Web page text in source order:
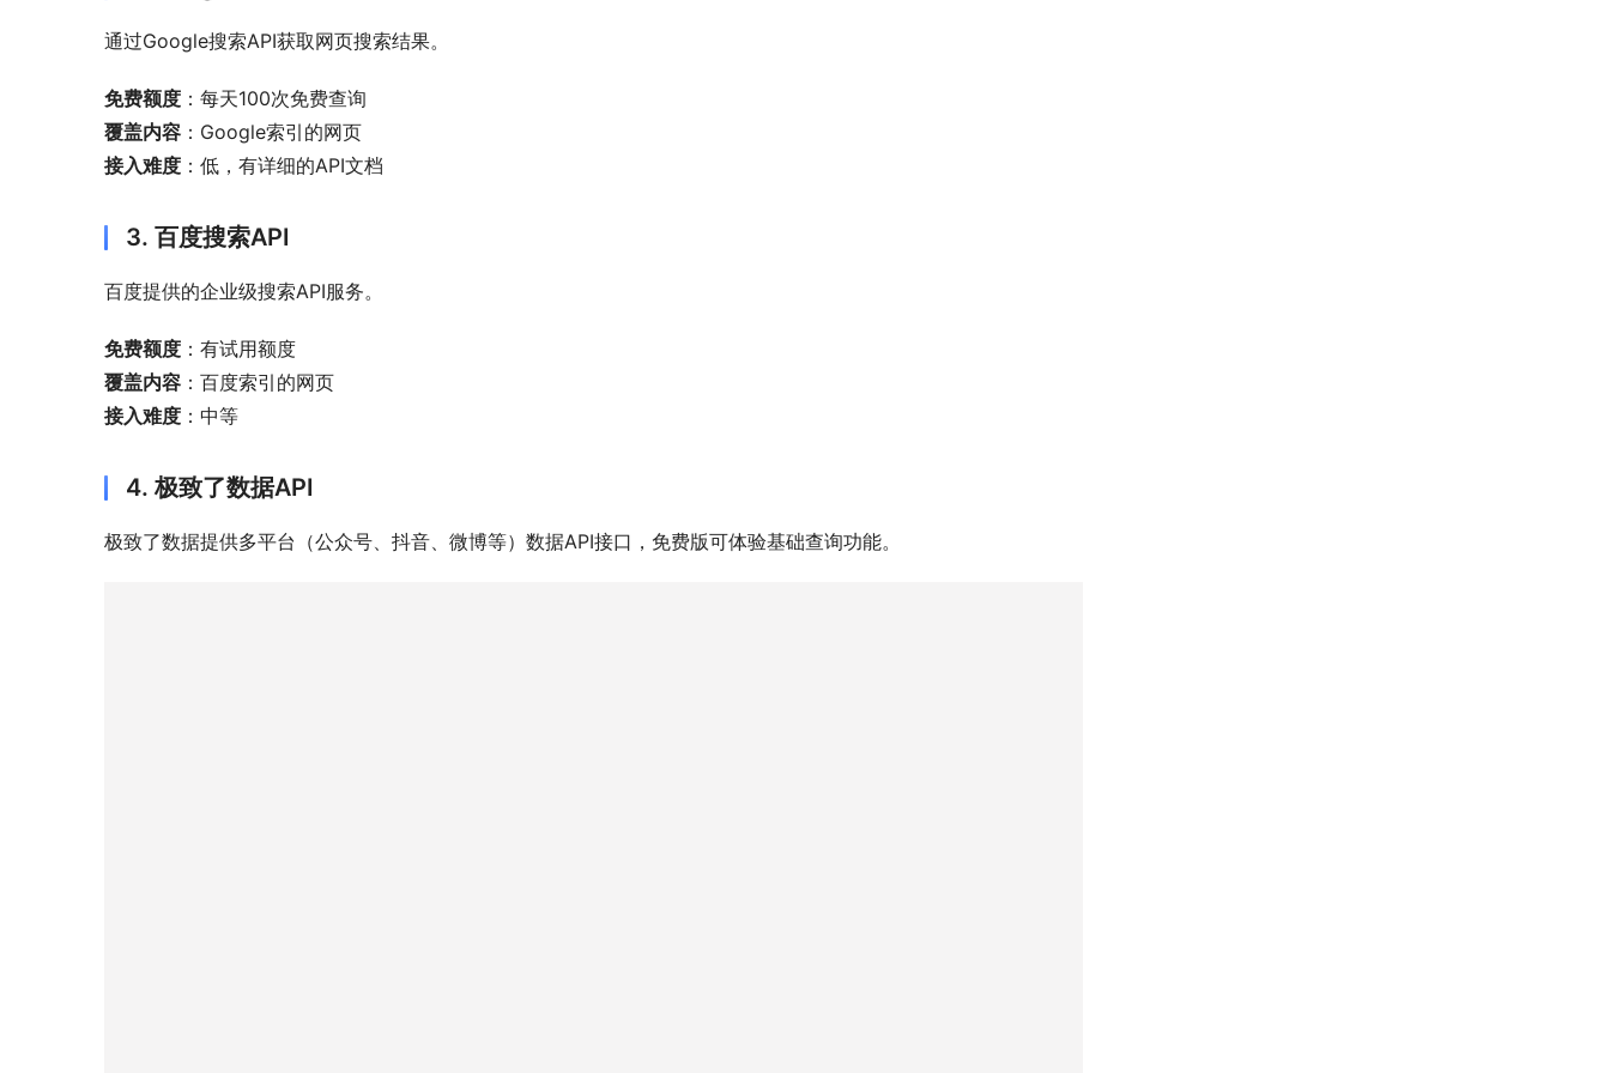
通过Google搜索API获取网页搜索结果。
免费额度 ：每天100次免费查询
覆盖内容 ：Google索引的网页
接入难度 ：低，有详细的API文档
3. 百度搜索API
百度提供的企业级搜索API服务。
免费额度 ：有试用额度
覆盖内容 ：百度索引的网页
接入难度 ：中等
4. 极致了数据API
极致了数据提供多平台（公众号、抖音、微博等）数据API接口，免费版可体验基础查询功能。